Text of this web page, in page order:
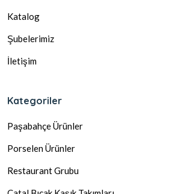
Katalog
Şubelerimiz
İletişim
Kategoriler
Paşabahçe Ürünler
Porselen Ürünler
Restaurant Grubu